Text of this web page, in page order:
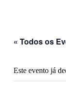
« Todos os
Este evento já